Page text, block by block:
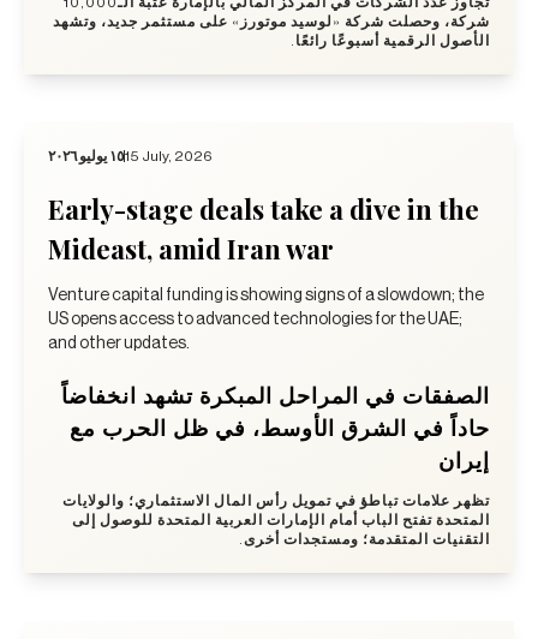
شركة، وحصلت شركة «لوسيد موتورز» على مستثمر جديد، وتشهد
الأصول الرقمية أسبوعًا رائعًا.
١٥ يوليو ٢٠٢٦15 July, 2026
Early-stage deals take a dive in the
Mideast, amid Iran war
Venture capital funding is showing signs of a slowdown; the
US opens access to advanced technologies for the UAE;
and other updates.
الصفقات في المراحل المبكرة تشهد انخفاضاً
حاداً في الشرق الأوسط، في ظل الحرب مع
إيران
تظهر علامات تباطؤ في تمويل رأس المال الاستثماري؛ والولايات
المتحدة تفتح الباب أمام الإمارات العربية المتحدة للوصول إلى
التقنيات المتقدمة؛ ومستجدات أخرى.